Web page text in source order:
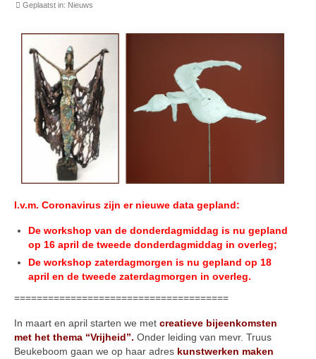
Geplaatst in: Nieuws
I.v.m. Coronavirus zijn er nieuwe data gepland:
De workshop van de donderdagmiddag is nu gepland
op 16 april de tweede donderdagmiddag in overleg;
De workshop zaterdagmorgen is nu gepland op 18
april en de tweede zaterdagmorgen in overleg.
======================================
In maart en april starten we met creatieve bijeenkomsten
met het thema “Vrijheid”. Onder leiding van mevr. Truus
Beukeboom gaan we op haar adres kunstwerken maken